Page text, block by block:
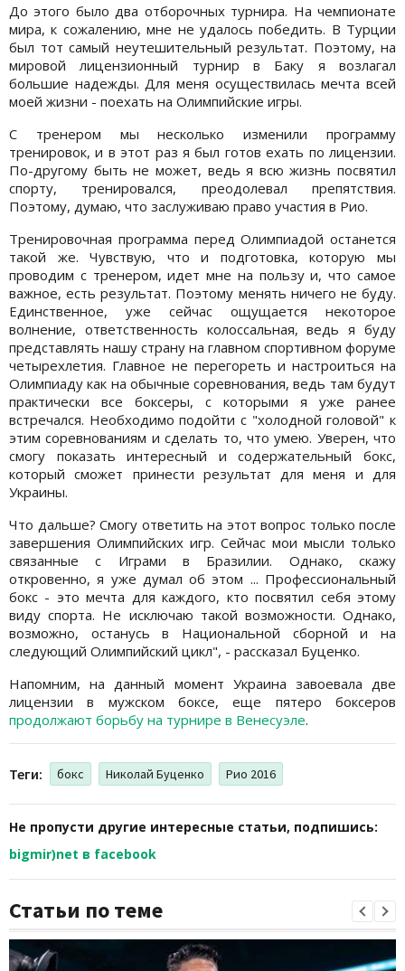
До этого было два отборочных турнира. На чемпионате
мира, к сожалению, мне не удалось победить. В Турции
был тот самый неутешительный результат. Поэтому, на
мировой лицензионный турнир в Баку я возлагал
большие надежды. Для меня осуществилась мечта всей
моей жизни - поехать на Олимпийские игры.
С тренером мы несколько изменили программу
тренировок, и в этот раз я был готов ехать по лицензии.
По-другому быть не может, ведь я всю жизнь посвятил
спорту, тренировался, преодолевал препятствия.
Поэтому, думаю, что заслуживаю право участия в Рио.
Тренировочная программа перед Олимпиадой останется
такой же. Чувствую, что и подготовка, которую мы
проводим с тренером, идет мне на пользу и, что самое
важное, есть результат. Поэтому менять ничего не буду.
Единственное, уже сейчас ощущается некоторое
волнение, ответственность колоссальная, ведь я буду
представлять нашу страну на главном спортивном форуме
четырехлетия. Главное не перегореть и настроиться на
Олимпиаду как на обычные соревнования, ведь там будут
практически все боксеры, с которыми я уже ранее
встречался. Необходимо подойти с "холодной головой" к
этим соревнованиям и сделать то, что умею. Уверен, что
смогу показать интересный и содержательный бокс,
который сможет принести результат для меня и для
Украины.
Что дальше? Смогу ответить на этот вопрос только после
завершения Олимпийских игр. Сейчас мои мысли только
связанные с Играми в Бразилии. Однако, скажу
откровенно, я уже думал об этом ... Профессиональный
бокс - это мечта для каждого, кто посвятил себя этому
виду спорта. Не исключаю такой возможности. Однако,
возможно, останусь в Национальной сборной и на
следующий Олимпийский цикл", - рассказал Буценко.
Напомним, на данный момент Украина завоевала две
лицензии в мужском боксе, еще пятеро боксеров
продолжают борьбу на турнире в Венесуэле.
Теги: бокс Николай Буценко Рио 2016
Не пропусти другие интересные статьи, подпишись:
bigmir)net в facebook
Статьи по теме